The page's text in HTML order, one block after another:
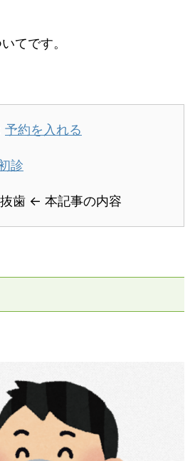
てです。
予約を入れる
診
歯 ← 本記事の内容